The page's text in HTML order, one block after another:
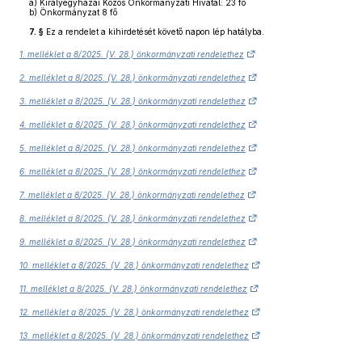
a) Királyegyházai Közös Önkormányzati Hivatal: 23 fő
b) Önkormányzat 8 fő
7. § Ez a rendelet a kihirdetését követő napon lép hatályba.
1. melléklet a 8/2025. (V. 28.) önkormányzati rendelethez
2. melléklet a 8/2025. (V. 28.) önkormányzati rendelethez
3. melléklet a 8/2025. (V. 28.) önkormányzati rendelethez
4. melléklet a 8/2025. (V. 28.) önkormányzati rendelethez
5. melléklet a 8/2025. (V. 28.) önkormányzati rendelethez
6. melléklet a 8/2025. (V. 28.) önkormányzati rendelethez
7. melléklet a 8/2025. (V. 28.) önkormányzati rendelethez
8. melléklet a 8/2025. (V. 28.) önkormányzati rendelethez
9. melléklet a 8/2025. (V. 28.) önkormányzati rendelethez
10. melléklet a 8/2025. (V. 28.) önkormányzati rendelethez
11. melléklet a 8/2025. (V. 28.) önkormányzati rendelethez
12. melléklet a 8/2025. (V. 28.) önkormányzati rendelethez
13. melléklet a 8/2025. (V. 28.) önkormányzati rendelethez